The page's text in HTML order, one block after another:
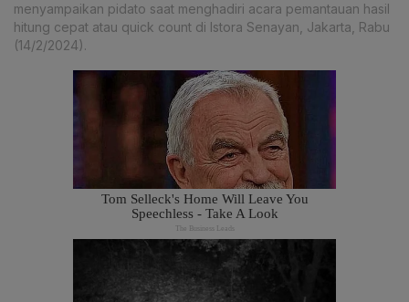
menyampaikan pidato saat menghadiri acara pemantauan hasil
hitung cepat atau quick count di Istora Senayan, Jakarta, Rabu
(14/2/2024).